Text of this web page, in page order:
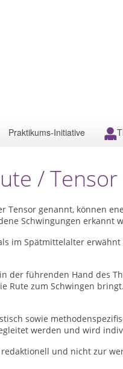
Praktikums-Initiative
/ Tensor
Tensor genannt, können
Schwingungen erkannt
im Spätmittelalter
der führenden Hand des
Rute zum Schwingen
sowie
werden und wird
und nicht zur